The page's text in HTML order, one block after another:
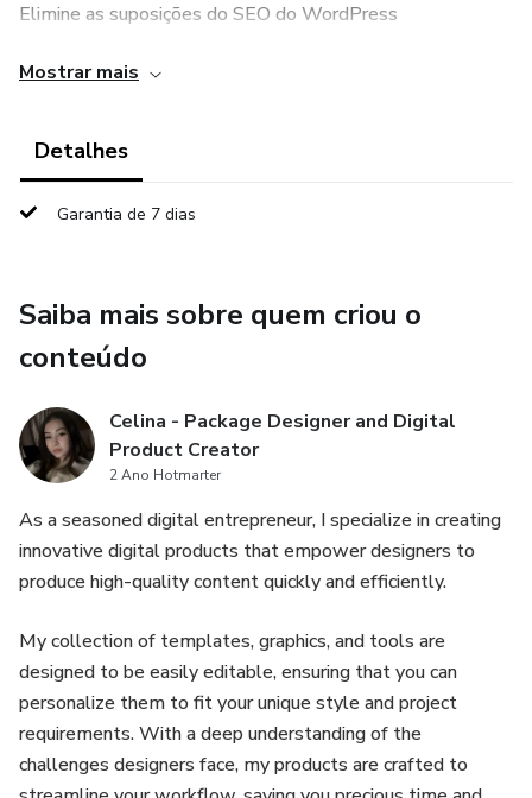
Elimine as suposições do SEO do WordPress
Pare de configurar manualmente seu site para atender às
otimização de postagens para que você possa realmente
elevada. É curto o suficiente?
Clube exclusivo do Facebook
Plugin de SEO mais rápido
SEO e esquema na automação
SEO técnico avançado
Atualizações automáticas com um clique
Recursos de nível empresarial
Acessível para todos
Tutoriais de vídeo detalhados
Mostrar mais
Detalhes
Garantia de 7 dias
Saiba mais sobre quem criou o
conteúdo
Celina - Package Designer and Digital
Product Creator
2 Ano Hotmarter
As a seasoned digital entrepreneur, I specialize in creating
innovative digital products that empower designers to
produce high-quality content quickly and efficiently.
My collection of templates, graphics, and tools are
designed to be easily editable, ensuring that you can
personalize them to fit your unique style and project
requirements. With a deep understanding of the
challenges designers face, my products are crafted to